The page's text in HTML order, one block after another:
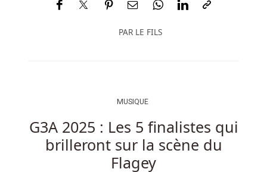
PAR LE FILS
MUSIQUE
G3A 2025 : Les 5 finalistes qui
brilleront sur la scène du
Flagey